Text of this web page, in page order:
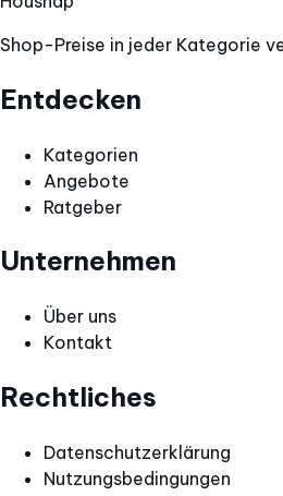
Shop-Preise in jeder Kategorie
Entdecken
Kategorien
Angebote
Ratgeber
Unternehmen
Über uns
Kontakt
Rechtliches
Datenschutzerklärung
Nutzungsbedingungen